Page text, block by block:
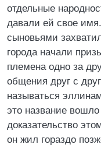
отдельные
давали ей свое
сыновьями
города начали
племена одно за
общения друг с
называться
это название
доказательство
он жил гораздо